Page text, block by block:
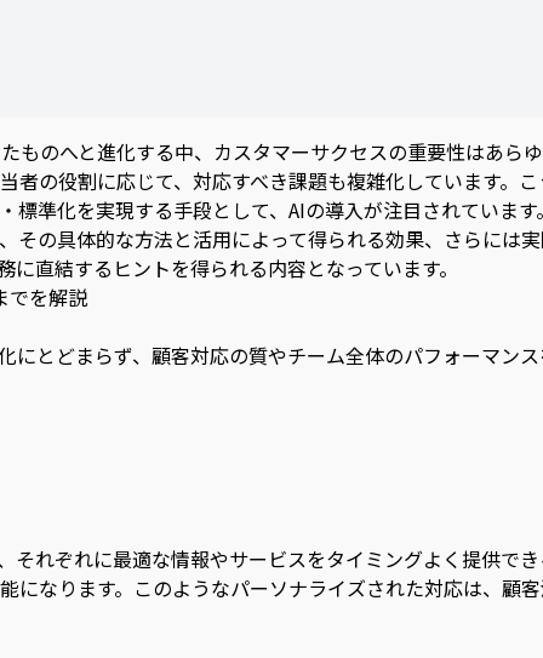
のへと進化する中、カスタマーサクセスの重要性はあら
の役割に応じて、対応すべき課題も複雑化しています。
準化を実現する手段として、AIの導入が注目されています
の具体的な方法と活用によって得られる効果、さらには
直結するヒントを得られる内容となっています。
でを解説
とどまらず、顧客対応の質やチーム全体のパフォーマン
れぞれに最適な情報やサービスをタイミングよく提供で
なります。このようなパーソナライズされた対応は、